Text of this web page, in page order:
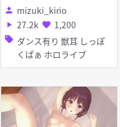
person mizuki_kirio
play_arrow 27.2k favorite 1,200
sell ダンス有り 獣耳 しっぽ
くぱぁ ホロライブ